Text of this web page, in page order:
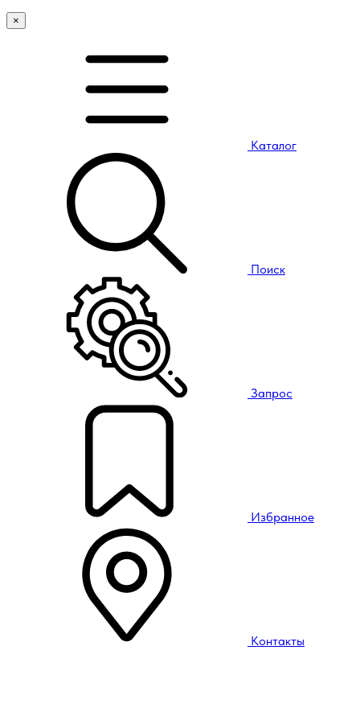
×
Каталог
Поиск
Запрос
Избранное
Контакты